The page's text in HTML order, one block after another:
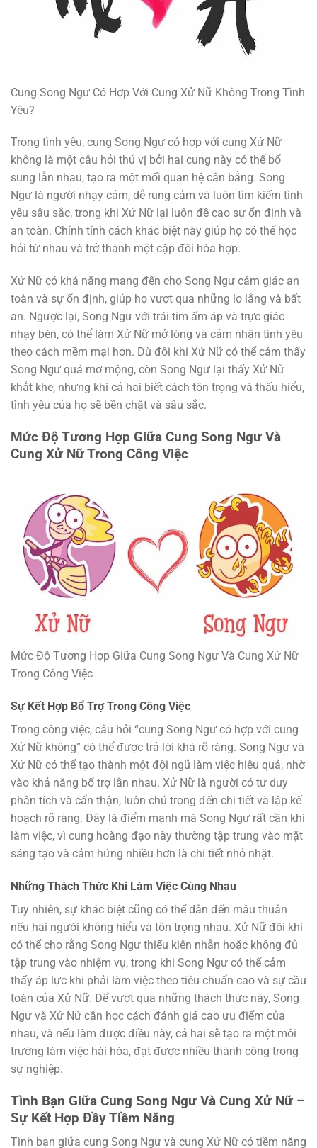
Cung Song Ngư Có Hợp Với Cung Xử Nữ Không Trong Tình
Yêu?
Trong tình yêu, cung Song Ngư có hợp với cung Xử Nữ
không là một câu hỏi thú vị bởi hai cung này có thể bổ
sung lẫn nhau, tạo ra một mối quan hệ cân bằng. Song
Ngư là người nhạy cảm, dễ rung cảm và luôn tìm kiếm tình
yêu sâu sắc, trong khi Xử Nữ lại luôn đề cao sự ổn định và
an toàn. Chính tính cách khác biệt này giúp họ có thể học
hỏi từ nhau và trở thành một cặp đôi hòa hợp.
Xử Nữ có khả năng mang đến cho Song Ngư cảm giác an
toàn và sự ổn định, giúp họ vượt qua những lo lắng và bất
an. Ngược lại, Song Ngư với trái tim ấm áp và trực giác
nhạy bén, có thể làm Xử Nữ mở lòng và cảm nhận tình yêu
theo cách mềm mại hơn. Dù đôi khi Xử Nữ có thể cảm thấy
Song Ngư quá mơ mộng, còn Song Ngư lại thấy Xử Nữ
khắt khe, nhưng khi cả hai biết cách tôn trọng và thấu hiểu,
tình yêu của họ sẽ bền chặt và sâu sắc.
Mức Độ Tương Hợp Giữa Cung Song Ngư Và
Cung Xử Nữ Trong Công Việc
Mức Độ Tương Hợp Giữa Cung Song Ngư Và Cung Xử Nữ
Trong Công Việc
Sự Kết Hợp Bổ Trợ Trong Công Việc
Trong công việc, câu hỏi “cung Song Ngư có hợp với cung
Xử Nữ không” có thể được trả lời khá rõ ràng. Song Ngư và
Xử Nữ có thể tạo thành một đội ngũ làm việc hiệu quả, nhờ
vào khả năng bổ trợ lẫn nhau. Xử Nữ là người có tư duy
phân tích và cẩn thận, luôn chú trọng đến chi tiết và lập kế
hoạch rõ ràng. Đây là điểm mạnh mà Song Ngư rất cần khi
làm việc, vì cung hoàng đạo này thường tập trung vào mặt
sáng tạo và cảm hứng nhiều hơn là chi tiết nhỏ nhặt.
Những Thách Thức Khi Làm Việc Cùng Nhau
Tuy nhiên, sự khác biệt cũng có thể dẫn đến mâu thuẫn
nếu hai người không hiểu và tôn trọng nhau. Xử Nữ đôi khi
có thể cho rằng Song Ngư thiếu kiên nhẫn hoặc không đủ
tập trung vào nhiệm vụ, trong khi Song Ngư có thể cảm
thấy áp lực khi phải làm việc theo tiêu chuẩn cao và sự cầu
toàn của Xử Nữ. Để vượt qua những thách thức này, Song
Ngư và Xử Nữ cần học cách đánh giá cao ưu điểm của
nhau, và nếu làm được điều này, cả hai sẽ tạo ra một môi
trường làm việc hài hòa, đạt được nhiều thành công trong
sự nghiệp.
Tình Bạn Giữa Cung Song Ngư Và Cung Xử Nữ –
Sự Kết Hợp Đầy Tiềm Năng
Tình bạn giữa cung Song Ngư và cung Xử Nữ có tiềm năng